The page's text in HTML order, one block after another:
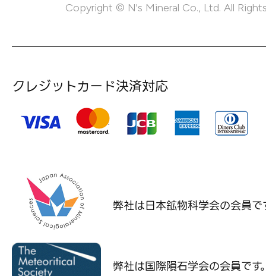
Copyright © N's Mineral Co., Ltd. All
クレジットカード決済対応
弊社は日本鉱物科学会の会員で
弊社は国際隕石学会の会員です